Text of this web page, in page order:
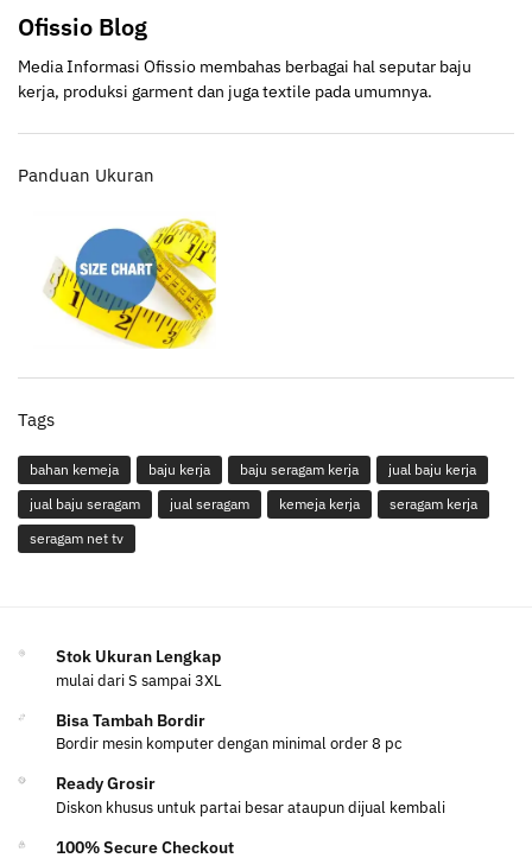
Ofissio Blog
Media Informasi Ofissio membahas berbagai hal seputar baju
kerja, produksi garment dan juga textile pada umumnya.
Panduan Ukuran
Tags
bahan kemeja baju kerja baju seragam kerja
jual baju kerja
jual baju seragam
jual seragam kemeja kerja
seragam kerja
seragam net tv
Stok Ukuran Lengkap
mulai dari S sampai 3XL
Bisa Tambah Bordir
Bordir mesin komputer dengan minimal order 8 pc
Ready Grosir
Diskon khusus untuk partai besar ataupun dijual kembali
100% Secure Checkout